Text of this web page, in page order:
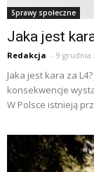
Sprawy społeczne
Jaka jest
Redakcja - 9 grudnia
Jaka jest kara za
konsekwencje
W Polsce istnieją